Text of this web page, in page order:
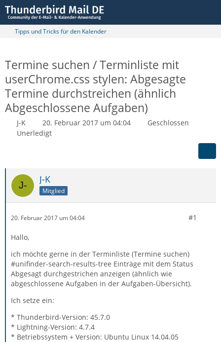
Tipps und Tricks für den Kalender
Termine suchen / Terminliste mit
userChrome.css stylen: Abgesagte
Termine durchstreichen (ähnlich
Abgeschlossene Aufgaben)
J-K 20. Februar 2017 um 04:04
Geschlossen
Unerledigt
J-K
Mitglied
20. Februar 2017 um 04:04 #1
Hallo,
ich möchte gerne in der Terminliste (Termine suchen)
#unifinder-search-results-tree Einträge mit dem Status
Abgesagt durchgestrichen anzeigen (ähnlich wie
abgeschlossene Aufgaben in der Aufgaben-Übersicht).
Ich setze ein:
* Thunderbird-Version: 45.7.0
* Lightning-Version: 4.7.4
* Betriebssystem + Version: Ubuntu Linux 14.04.05